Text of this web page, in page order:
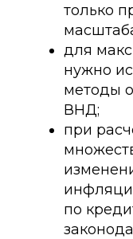
только
для
нужно
методы
ВНД;
при
по